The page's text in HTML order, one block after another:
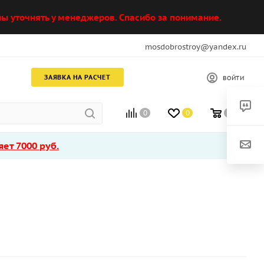
уточнять у менеджеров. Спасибо за понимание.
mosdobrostroy@yandex.ru
ВОЙТИ
ЗАЯВКА НА РАСЧЕТ
0 0
7000 руб.